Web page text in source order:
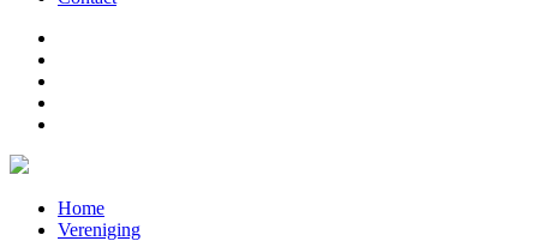
Home
Vereniging